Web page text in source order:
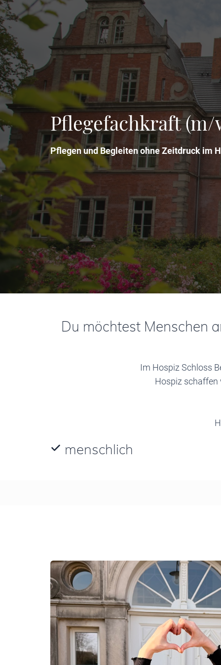
Pflegefachkraft
Pflegen und Begleiten ohne Zeitdruck im
Du möchtest Menschen
Im Hospiz Schloss
Hospiz schaffen
menschlich